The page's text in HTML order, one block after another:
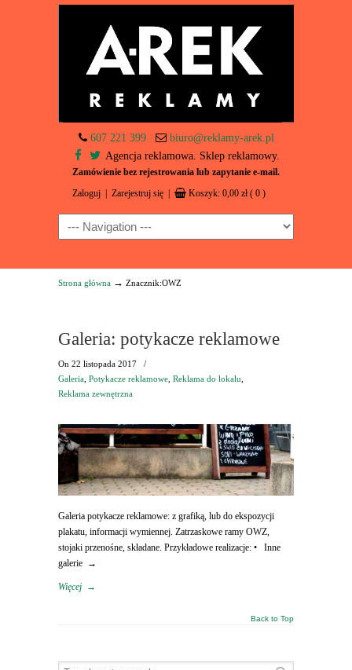
607 221 399
biuro@reklamy-arek.pl
Agencja reklamowa. Sklep reklamowy.
Zamówienie bez rejestrowania lub zapytanie e-mail.
Zaloguj Zarejestruj się Koszyk: 0,00 zł ( 0 )
Navigation
Strona główna → Znacznik:OWZ
Galeria: potykacze reklamowe
On 22 listopada 2017
/
Galeria Potykacze reklamowe Reklama do lokalu
Reklama zewnętrzna
Galeria potykacze reklamowe: z grafiką, lub do ekspozycji
plakatu, informacji wymiennej. Zatrzaskowe ramy OWZ,
stojaki przenośne, składane. Przykładowe realizacje: • Inne
galerie →
Więcej →
Back to Top